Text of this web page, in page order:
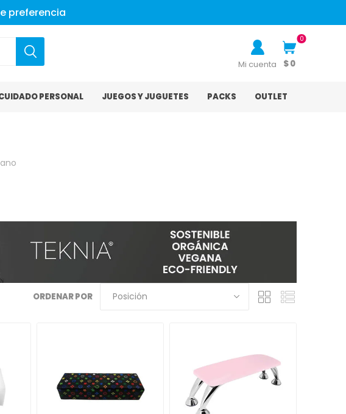
preferencia
Mi cuenta
0
$ 0
PERSONAL JUEGOS Y JUGUETES PACKS OUTLET
ORDENAR POR